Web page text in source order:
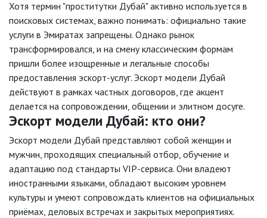
Хотя термин "проститутки Дубай" активно используется в
поисковых системах, важно понимать: официально такие
услуги в Эмиратах запрещены. Однако рынок
трансформировался, и на смену классическим формам
пришли более изощренные и легальные способы
предоставления эскорт-услуг. Эскорт модели Дубай
действуют в рамках частных договоров, где акцент
делается на сопровождении, общении и элитном досуге.
Эскорт модели Дубай: кто они?
Эскорт модели Дубай представляют собой женщин и
мужчин, проходящих специальный отбор, обучение и
адаптацию под стандарты VIP-сервиса. Они владеют
иностранными языками, обладают высоким уровнем
культуры и умеют сопровождать клиентов на официальных
приёмах, деловых встречах и закрытых мероприятиях.